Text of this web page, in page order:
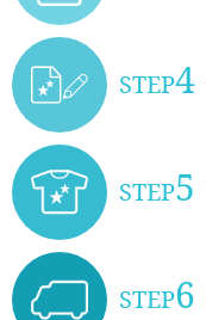
STEP4
STEP5
STEP6